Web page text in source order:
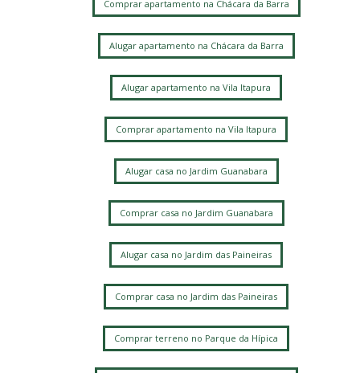
Comprar apartamento na Chácara da Barra
Alugar apartamento na Chácara da Barra
Alugar apartamento na Vila Itapura
Comprar apartamento na Vila Itapura
Alugar casa no Jardim Guanabara
Comprar casa no Jardim Guanabara
Alugar casa no Jardim das Paineiras
Comprar casa no Jardim das Paineiras
Comprar terreno no Parque da Hípica